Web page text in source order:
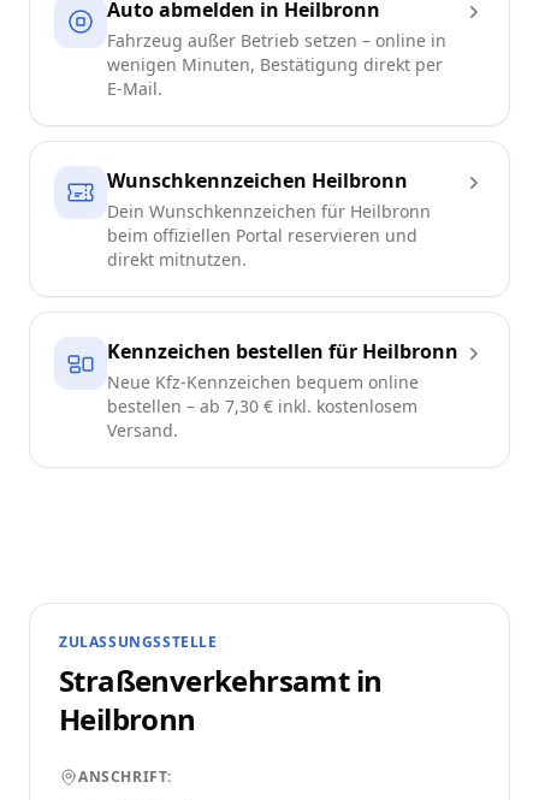
Auto abmelden in Heilbronn
Fahrzeug außer Betrieb setzen – online in
wenigen Minuten, Bestätigung direkt per
E-Mail.
Wunschkennzeichen Heilbronn
Dein Wunschkennzeichen für Heilbronn
beim offiziellen Portal reservieren und
direkt mitnutzen.
Kennzeichen bestellen für Heilbronn
Neue Kfz-Kennzeichen bequem online
bestellen – ab 7,30 € inkl. kostenlosem
Versand.
ZULASSUNGSSTELLE
Straßenverkehrsamt in
Heilbronn
ANSCHRIFT: